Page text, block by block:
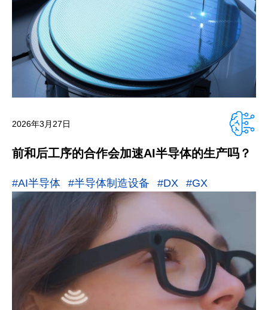
2026年3月27日
前和后工序的合作会加速AI半导体的生产吗？
#AI半导体 #半导体制造设备 #DX #GX